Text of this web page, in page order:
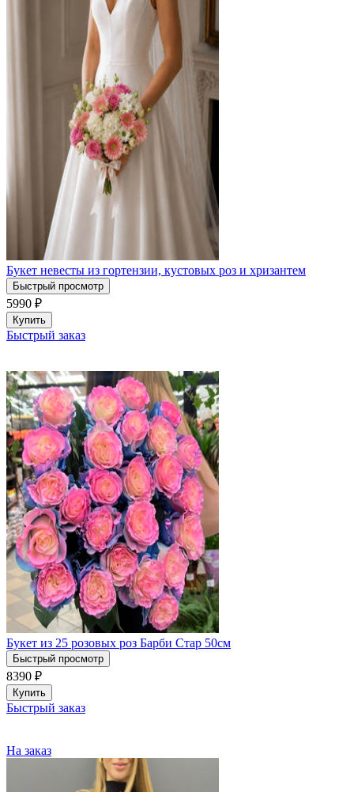
Букет невесты из гортензии, кустовых роз и хризантем
Быстрый просмотр
5990 ₽
Купить
Быстрый заказ
Букет из 25 розовых роз Барби Стар 50см
Быстрый просмотр
8390 ₽
Купить
Быстрый заказ
На заказ